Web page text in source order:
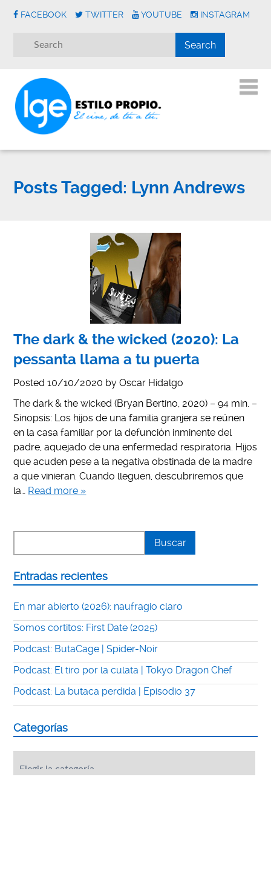
FACEBOOK TWITTER YOUTUBE INSTAGRAM
Posts Tagged: Lynn Andrews
The dark & the wicked (2020): La
pessanta llama a tu puerta
Posted10/10/2020 byOscar Hidalgo
The dark & the wicked (Bryan Bertino, 2020) – 94 min. –
Sinopsis: Los hijos de una familia granjera se reúnen
en la casa familiar por la defunción inminente del
padre, aquejado de una enfermedad respiratoria. Hijos
que acuden pese a la negativa obstinada de la madre
a que vinieran. Cuando lleguen, descubriremos que
la… Read more »
Entradas recientes
En mar abierto (2026): naufragio claro
Somos cortitos: First Date (2025)
Podcast: ButaCage | Spider-Noir
Podcast: El tiro por la culata | Tokyo Dragon Chef
Podcast: La butaca perdida | Episodio 37
Categorías